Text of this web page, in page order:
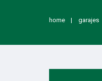
home garajes